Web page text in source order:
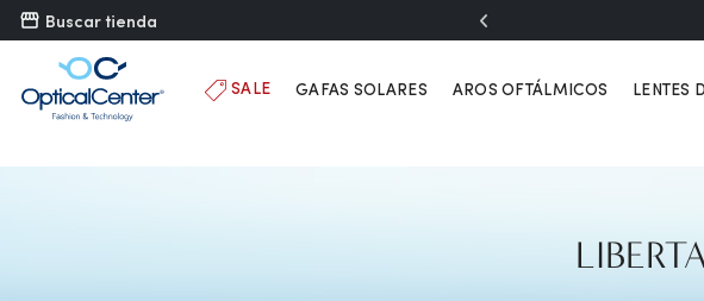
Buscar tienda
SALE GAFAS SOLARES AROS OFTÁLMICOS LENTES